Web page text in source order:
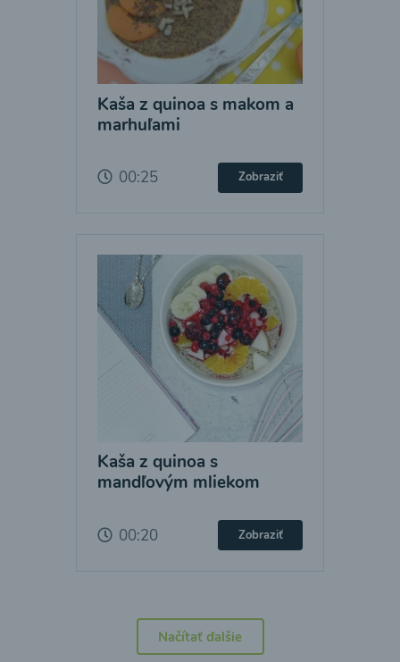
Kaša z quinoa s makom a
marhuľami
00:25 Zobraziť
Kaša z quinoa s
mandľovým mliekom
00:20 Zobraziť
Načítať ďalšie